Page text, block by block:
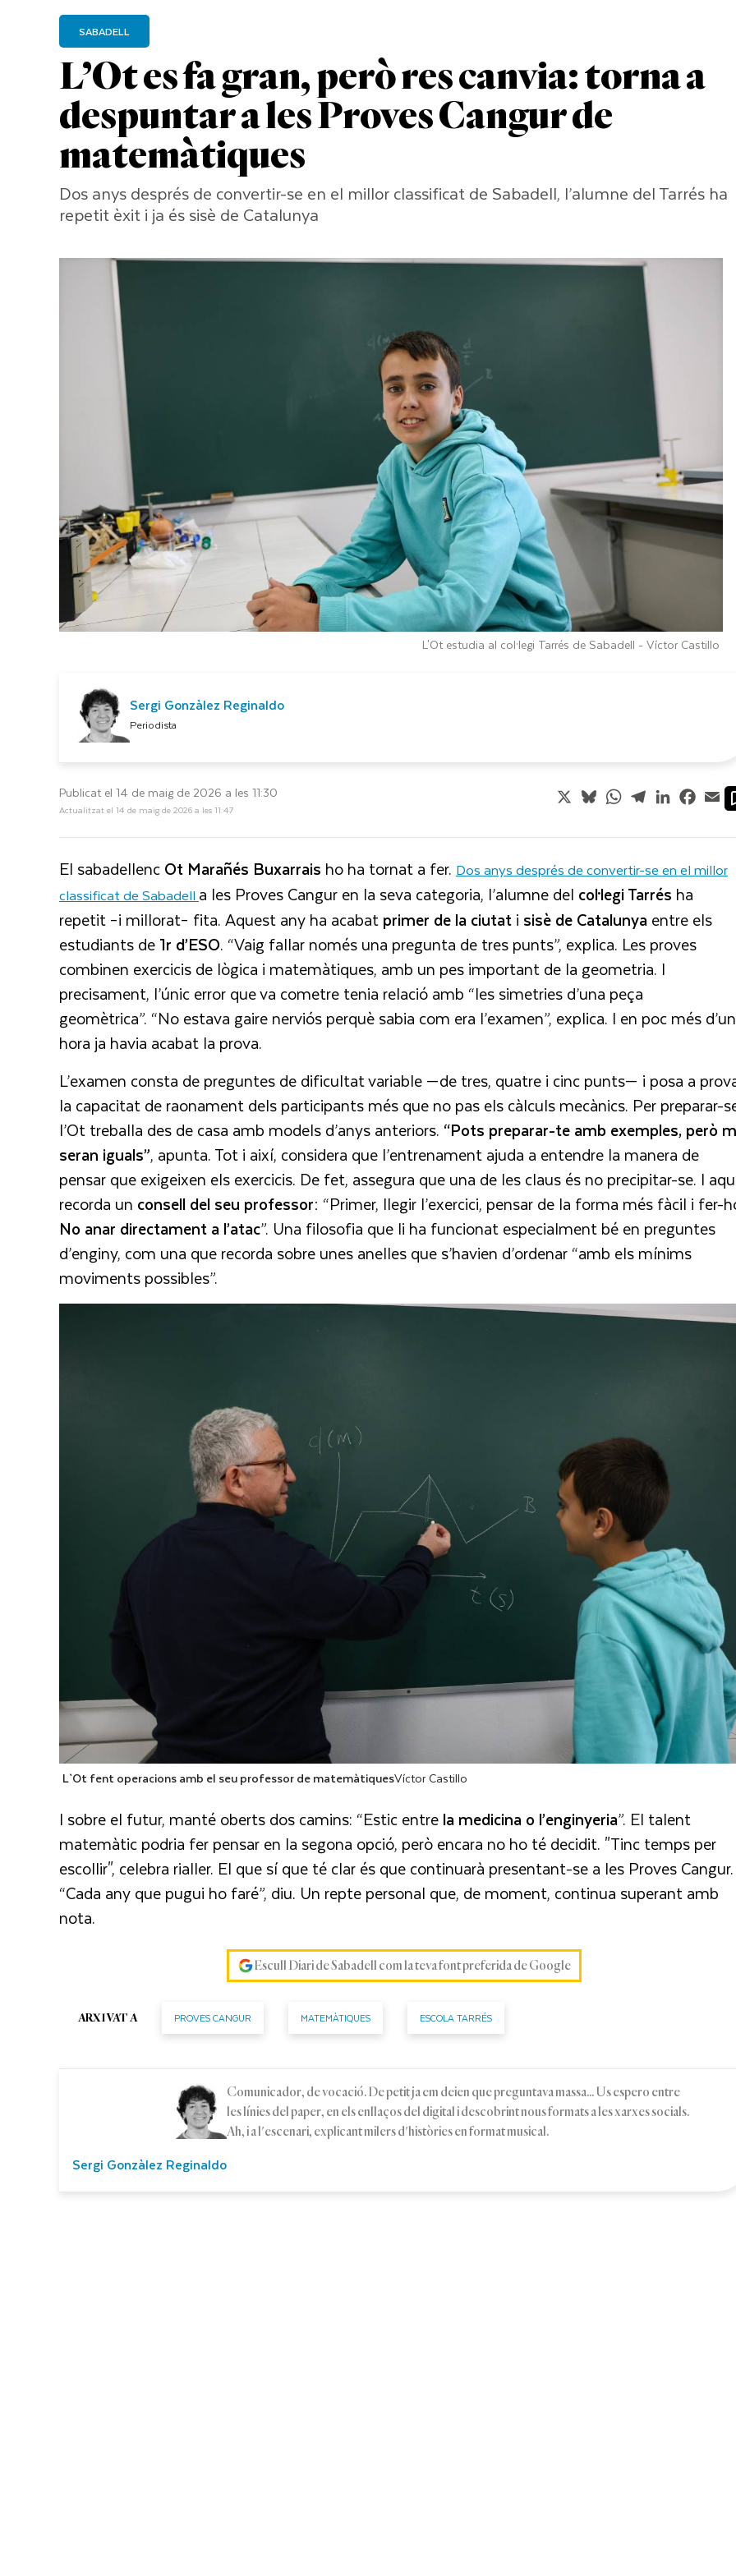
L’Ot es fa gran, però res canvia: torna a
despuntar a les Proves Cangur de
matemàtiques
SABADELL
Dos anys després de convertir-se en el millor classificat de Sabadell, l’alumne del Tarrés ha
repetit èxit i ja és sisè de Catalunya
L'Ot estudia al col·legi Tarrés de Sabadell -Víctor Castillo
Sergi Gonzàlez Reginaldo
Periodista
Publicat el 14 de maig de 2026 a les 11:30
Actualitzat el 14 de maig de 2026 a les 11:47
X BlueskyWhatsApp
TelegramLinkedIn
El sabadellencOt Marañés Buxarrais ho ha tornat a fer. Dos anys després de convertir-se en el millor
classificat de Sabadell a les Proves Cangur en la seva categoria, l’alumne del col·legi Tarrés ha
repetit –i millorat– fita. Aquest any ha acabatprimer de la ciutati sisè de Catalunyaentre els
estudiants de1r d’ESO. “Vaig fallar només una pregunta de tres punts”, explica. Les proves
combinen exercicis de lògica i matemàtiques, amb un pes important de la geometria. I
precisament, l’únic error que va cometre tenia relació amb “les simetries d’una peça
geomètrica”. “No estava gaire nerviós perquè sabia com era l’examen”, explica. I en poc més
hora ja havia acabat la prova.
L’examen consta de preguntes de dificultat variable —de tres, quatre i cinc punts— i posa a
la capacitat de raonament dels participants més que no pas els càlculs mecànics. Per preparar-
l’Ot treballa des de casa amb models d’anys anteriors. “Pots preparar-te amb exemples, però
seran iguals”, apunta. Tot i així, considera que l’entrenament ajuda a entendre la manera de
pensar que exigeixen els exercicis. De fet, assegura que una de les claus és no precipitar-se. I
recorda un consell del seu professor: “Primer, llegir l’exercici, pensar de la forma més fàcil i fer-
No anar directament a l’atac”. Una filosofia que li ha funcionat especialment bé en preguntes
d’enginy, com una que recorda sobre unes anelles que s’havien d’ordenar “amb els mínims
moviments possibles”.
L`Ot fent operacions amb el seu professor de matemàtiquesVíctor Castillo
I sobre el futur, manté oberts dos camins: “Estic entrela medicina o l’enginyeria”. El talent
matemàtic podria fer pensar en la segona opció, però encara no ho té decidit. "Tinc temps per
escollir", celebra rialler. El que sí que té clar és que continuarà presentant-se a les Proves Cangur.
“Cada any que pugui ho faré”, diu. Un repte personal que, de moment, continua superant amb
nota.
Escull Diari de Sabadell com la teva font preferida de Google
ARXIVAT A PROVES CANGUR MATEMÀTIQUES ESCOLA TARRÉS
Sergi Gonzàlez Reginaldo
Comunicador, de vocació. De petit ja em deien que preguntava massa... Us espero entre
les línies del paper, en els enllaços del digital i descobrint nous formats a les xarxes socials.
Ah, i a l'escenari, explicant milers d'històries en format musical.